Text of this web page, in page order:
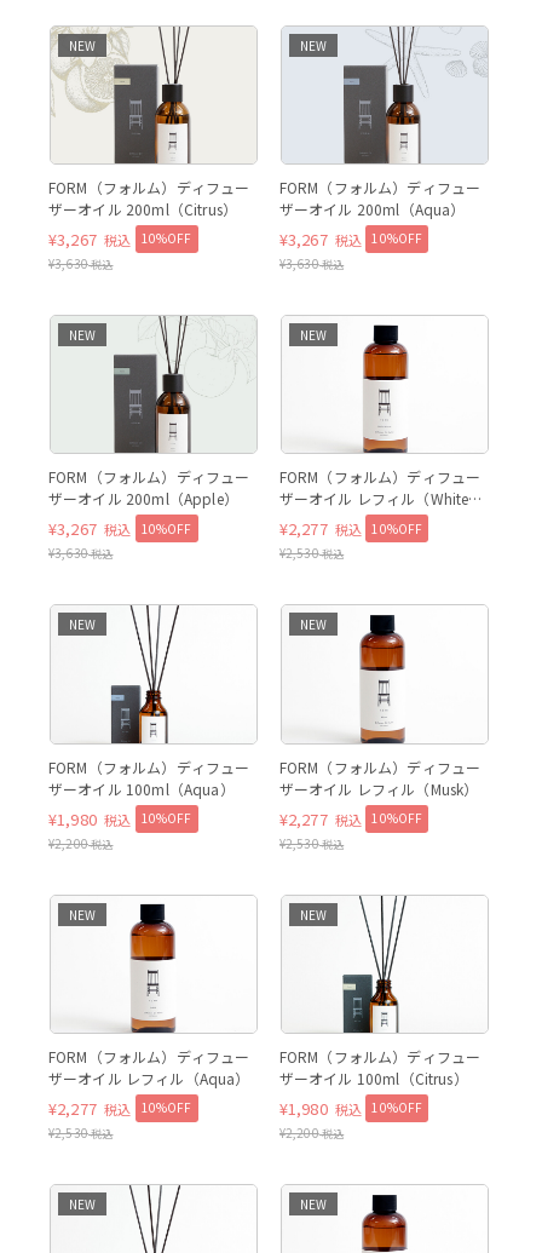
NEW
FORM（フォルム）ディフュー
ザーオイル 200ml（Citrus）
¥3,267 税込 10%OFF
¥3,630税込
NEW
FORM（フォルム）ディフュー
ザーオイル 200ml（Aqua）
¥3,267 税込 10%OFF
¥3,630税込
NEW
FORM（フォルム）ディフュー
ザーオイル 200ml（Apple）
¥3,267 税込
10%OFF
¥3,630税込
NEW
FORM（フォルム）ディフュー
ザーオイル レフィル（White
Floral）
¥2,277 税込 10%OFF
¥2,530税込
NEW
FORM（フォルム）ディフュー
ザーオイル 100ml（Aqua）
¥1,980 税込 10%OFF
¥2,200税込
NEW
FORM（フォルム）ディフュー
ザーオイル レフィル（Musk）
¥2,277 税込 10%OFF
¥2,530税込
NEW
FORM（フォルム）ディフュー
ザーオイル レフィル（Aqua）
¥2,277 税込 10%OFF
¥2,530税込
NEW
FORM（フォルム）ディフュー
ザーオイル 100ml（Citrus）
¥1,980 税込 10%OFF
¥2,200税込
NEW NEW